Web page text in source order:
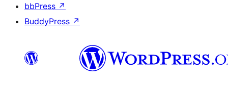
bbPress ↗
BuddyPress ↗